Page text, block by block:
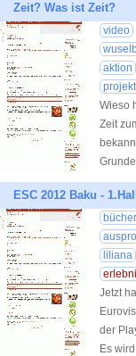
Zeit? Was ist Zeit?
video
aktion
Wieso
Zeit
ESC 2012 Baku -
bücher
liliana
Jetzt
der
Es